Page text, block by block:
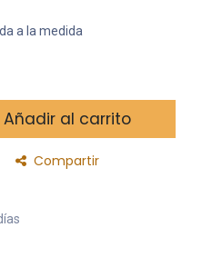
a la medida
Añadir al carrito
Compartir